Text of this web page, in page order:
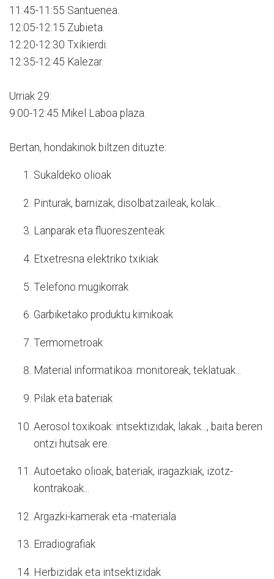
11:45-11:55 Santuenea.
12:05-12:15 Zubieta.
12:20-12:30 Txikierdi.
12:35-12:45 Kalezar.
Urriak 29:
9:00-12:45 Mikel Laboa plaza.
Bertan, hondakinok biltzen dituzte:
Sukaldeko olioak
Pinturak, barnizak, disolbatzaileak, kolak...
Lanparak eta fluoreszenteak
Etxetresna elektriko txikiak
Telefono mugikorrak
Garbiketako produktu kimikoak
Termometroak
Material informatikoa: monitoreak, teklatuak...
Pilak eta bateriak
Aerosol toxikoak: intsektizidak, lakak..., baita beren
ontzi hutsak ere.
Autoetako olioak, bateriak, iragazkiak, izotz-
kontrakoak...
Argazki-kamerak eta -materiala
Erradiografiak
Herbizidak eta intsektizidak